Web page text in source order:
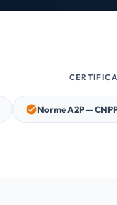
Norme A2P —